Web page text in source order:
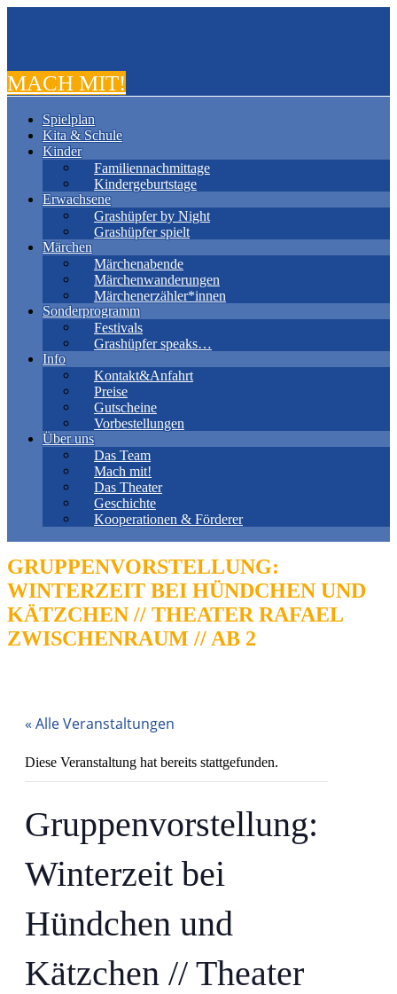
MACH MIT!
Spielplan
Kita & Schule
Kinder
Familiennachmittage
Kindergeburtstage
Erwachsene
Grashüpfer by Night
Grashüpfer spielt
Märchen
Märchenabende
Märchenwanderungen
Märchenerzähler*innen
Sonderprogramm
Festivals
Grashüpfer speaks…
Info
Kontakt&Anfahrt
Preise
Gutscheine
Vorbestellungen
Über uns
Das Team
Mach mit!
Das Theater
Geschichte
Kooperationen & Förderer
GRUPPENVORSTELLUNG:
WINTERZEIT BEI HÜNDCHEN UND
KÄTZCHEN // THEATER RAFAEL
ZWISCHENRAUM // AB 2
« Alle Veranstaltungen
Diese Veranstaltung hat bereits stattgefunden.
Gruppenvorstellung:
Winterzeit bei
Hündchen und
Kätzchen // Theater